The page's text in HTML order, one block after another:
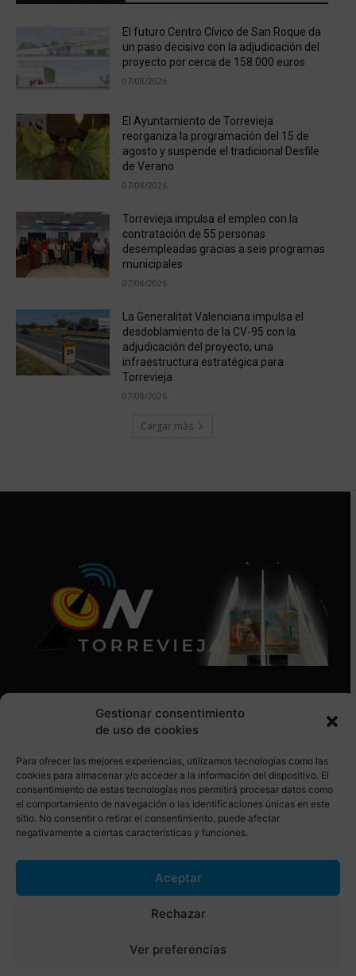
Gestionar consentimiento
de uso de cookies
Para ofrecer las mejores experiencias, utilizamos tecnologías como las
cookies para almacenar y/o acceder a la información del dispositivo. El
consentimiento de estas tecnologías nos permitirá procesar datos como
el comportamiento de navegación o las identificaciones únicas en este
sitio. No consentir o retirar el consentimiento, puede afectar
negativamente a ciertas características y funciones.
Aceptar
Rechazar
Ver preferencias
El futuro Centro Cívico de San Roque da
un paso decisivo con la adjudicación del
proyecto por cerca de 158.000 euros
07/08/2026
El Ayuntamiento de Torrevieja
reorganiza la programación del 15 de
agosto y suspende el tradicional Desfile
de Verano
07/08/2026
Torrevieja impulsa el empleo con la
contratación de 55 personas
desempleadas gracias a seis programas
municipales
07/08/2026
La Generalitat Valenciana impulsa el
desdoblamiento de la CV-95 con la
adjudicación del proyecto, una
infraestructura estratégica para
Torrevieja
07/08/2026
Cargar más
SÍGUENOS EN REDES SOCIALES
© Torrevieja ON. Desarrollado por